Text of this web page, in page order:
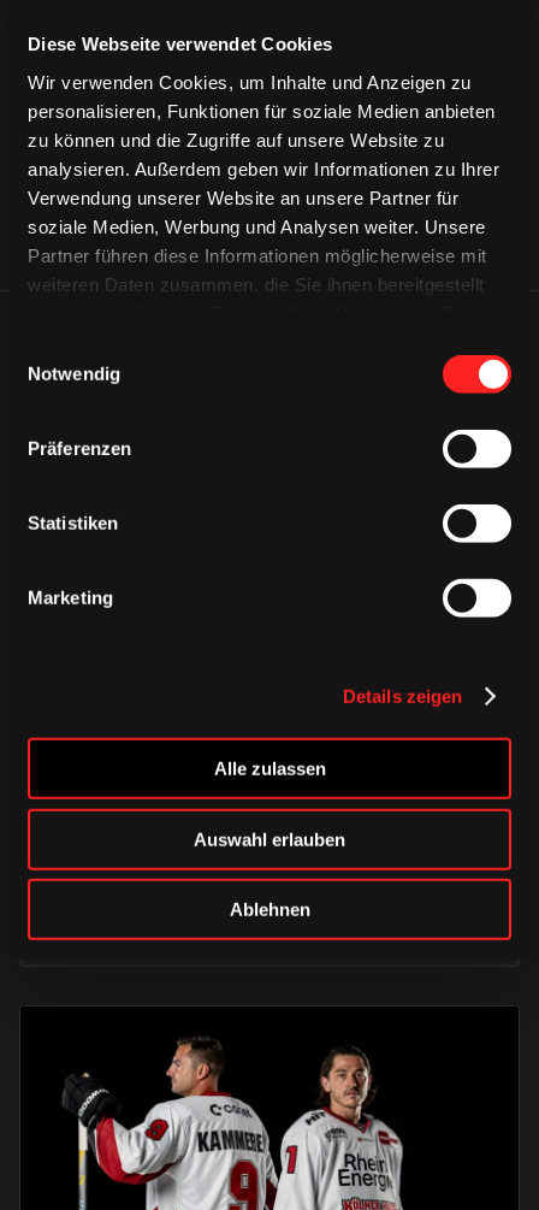
Diese Webseite verwendet Cookies
Wir verwenden Cookies, um Inhalte und Anzeigen zu
personalisieren, Funktionen für soziale Medien anbieten
zu können und die Zugriffe auf unsere Website zu
analysieren. Außerdem geben wir Informationen zu Ihrer
Verwendung unserer Website an unsere Partner für
soziale Medien, Werbung und Analysen weiter. Unsere
Partner führen diese Informationen möglicherweise mit
weiteren Daten zusammen, die Sie ihnen bereitgestellt
Notwendig
Präferenzen
Statistiken
Marketing
Details zeigen
Alle zulassen
Auswahl erlauben
Ablehnen
CAPS & CO
CAPS & CO
CAPS & CO
Alle Infos zum öffentlichen
Trainingsauftakt am Sonntag im
Haie-Zentrum